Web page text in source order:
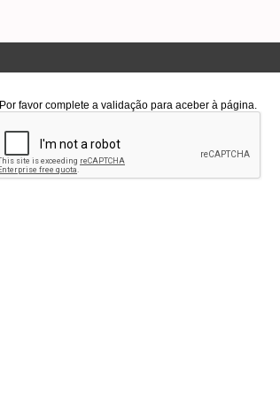
Por favor complete a validação para aceber à página.